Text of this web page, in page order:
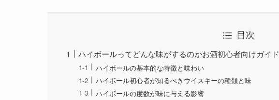
目次
ハイボールってどんな味がするのかお酒初心者向けガイド
ハイボールの基本的な特徴と味わい
ハイボール初心者が知るべきウイスキーの種類と味
ハイボールの度数が味に与える影響